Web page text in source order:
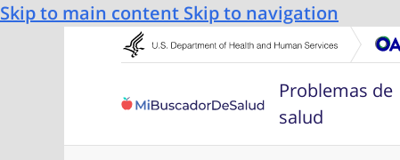
Skip to main content Skip to navigation
Problemas de
salud